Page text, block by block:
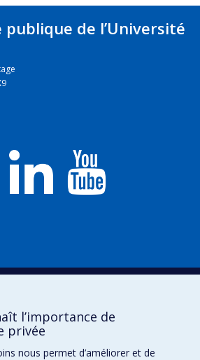
publique de l’Université
l’importance de
privée
nous permet d’améliorer et de